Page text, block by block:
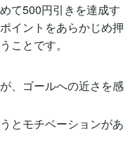
て500円引きを達成す
イントをあらかじめ押
ことです。
、ゴールへの近さを感
とモチベーションがあ